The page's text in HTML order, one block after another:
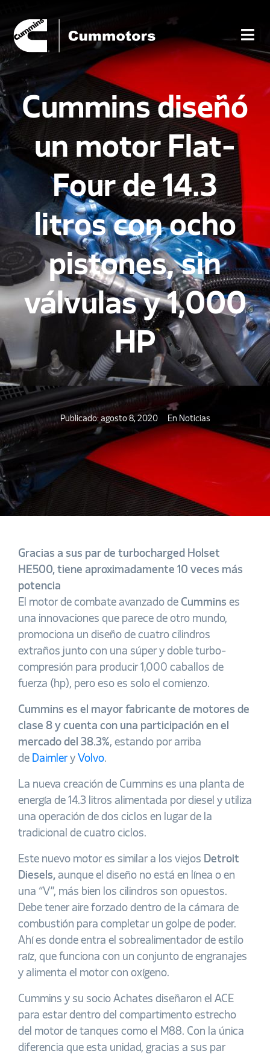
Cummins diseñó
un motor Flat-
Four de 14.3
litros con ocho
pistones, sin
válvulas y 1,000
HP
Publicado: agosto 8, 2020 En Noticias
Gracias a sus par de turbocharged Holset
HE500, tiene aproximadamente 10 veces más
potencia
El motor de combate avanzado de Cummins es
una innovaciones que parece de otro mundo,
promociona un diseño de cuatro cilindros
extraños junto con una súper y doble turbo-
compresión para producir 1,000 caballos de
fuerza (hp), pero eso es solo el comienzo.
Cummins es el mayor fabricante de motores de
clase 8 y cuenta con una participación en el
mercado del 38.3%, estando por arriba
de Daimlery Volvo.
La nueva creación de Cummins es una planta de
energía de 14.3 litros alimentada por diesel y utiliza
una operación de dos ciclos en lugar de la
tradicional de cuatro ciclos.
Este nuevo motor es similar a los viejos Detroit
Diesels, aunque el diseño no está en línea o en
una “V”, más bien los cilindros son opuestos.
Debe tener aire forzado dentro de la cámara de
combustión para completar un golpe de poder.
Ahí es donde entra el sobrealimentador de estilo
raíz, que funciona con un conjunto de engranajes
y alimenta el motor con oxígeno.
Cummins y su socio Achates diseñaron el ACE
para estar dentro del compartimento estrecho
del motor de tanques como el M88. Con la única
diferencia que esta unidad, gracias a sus par